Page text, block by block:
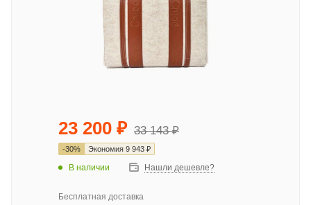
23 200 ₽ 33 143₽
-30% Экономия 9 943 ₽
В наличии Нашли дешевле?
Бесплатная доставка